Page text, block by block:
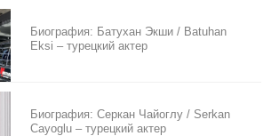
Биография: Батухан Экши / Batuhan
Eksi – турецкий актер
Биография: Серкан Чайоглу / Serkan
Cayoglu – турецкий актер